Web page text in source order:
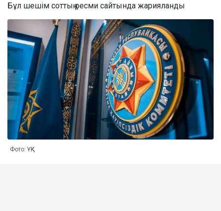
Бұл шешім соттың ресми сайтында жарияланды
Фото: ҰҚК